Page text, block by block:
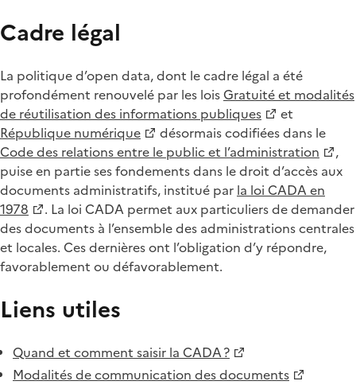
Cadre légal
La politique d’open data, dont le cadre légal a été
profondément renouvelé par les loisGratuité et modalités
de réutilisation des informations publiques
et
République numérique
désormais codifiées dans le
Code des relations entre le public et l’administration
,
puise en partie ses fondements dans le droit d’accès aux
documents administratifs, institué par la loi CADA en
1978
. La loi CADA permet aux particuliers de demander
des documents à l’ensemble des administrations centrales
et locales. Ces dernières ont l’obligation d’y répondre,
favorablement ou défavorablement.
Liens utiles
Quand et comment saisir la CADA ?
Modalités de communication des documents